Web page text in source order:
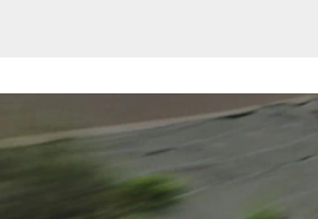
Scooter elétrica